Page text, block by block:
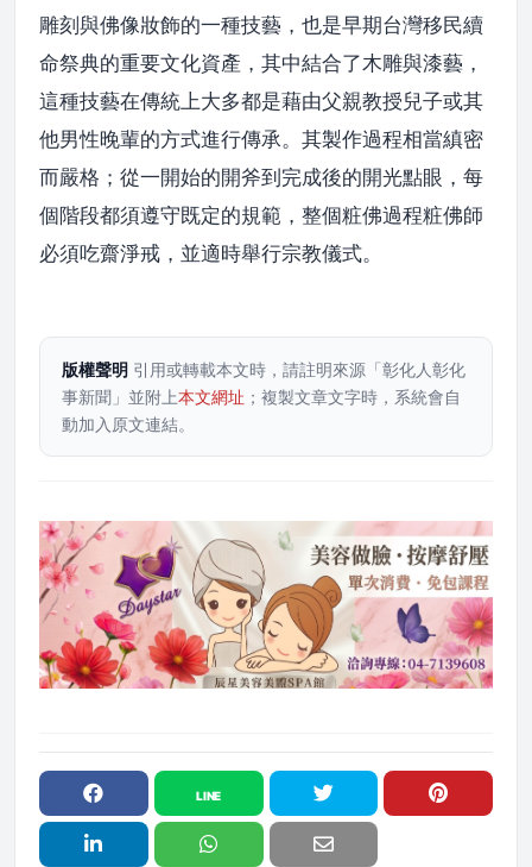
雕刻與佛像妝飾的一種技藝，也是早期台灣移民續
命祭典的重要文化資產，其中結合了木雕與漆藝，
這種技藝在傳統上大多都是藉由父親教授兒子或其
他男性晚輩的方式進行傳承。其製作過程相當縝密
而嚴格；從一開始的開斧到完成後的開光點眼，每
個階段都須遵守既定的規範，整個粧佛過程粧佛師
必須吃齋淨戒，並適時舉行宗教儀式。
版權聲明 引用或轉載本文時，請註明來源「彰化人彰化
事新聞」並附上本文網址 ；複製文章文字時，系統會自
動加入原文連結。